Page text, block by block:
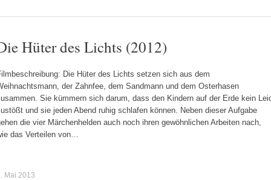
Hüter des Lichts (2012)
Die Hüter des Lichts setzen sich aus dem
der Zahnfee, dem Sandmann und dem Osterhasen
Sie kümmern sich darum, dass den Kindern auf der Erde kein
und sie jeden Abend ruhig schlafen können. Neben dieser Aufgabe
die vier Märchenhelden auch noch ihren gewöhnlichen Arbeiten nach,
das Verteilen von…
Mai 2013